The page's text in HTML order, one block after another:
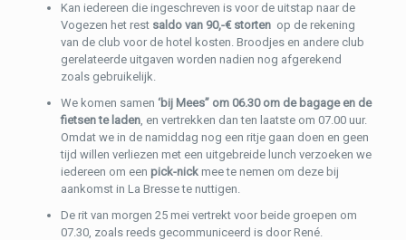
Kan iedereen die ingeschreven is voor de uitstap naar de
Vogezen het rest saldo van 90,-€ storten op de rekening
van de club voor de hotel kosten. Broodjes en andere club
gerelateerde uitgaven worden nadien nog afgerekend
zoals gebruikelijk.
We komen samen ‘bij Mees” om 06.30 om de bagage en de
fietsen te laden, en vertrekken dan ten laatste om 07.00 uur.
Omdat we in de namiddag nog een ritje gaan doen en geen
tijd willen verliezen met een uitgebreide lunch verzoeken we
iedereen om een pick-nickmee te nemen om deze bij
aankomst in La Bresse te nuttigen.
De rit van morgen 25 mei vertrekt voor beide groepen om
07.30, zoals reeds gecommuniceerd is door René.